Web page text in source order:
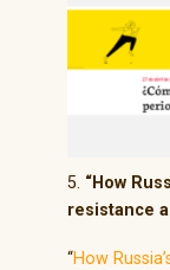
5. “How
resistance
“How